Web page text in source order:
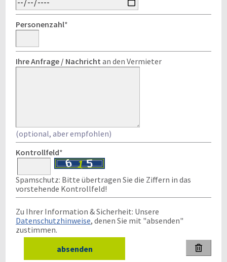
Personenzahl*
Ihre Anfrage / Nachricht an den Vermieter
(optional, aber empfohlen)
Kontrollfeld*
Spamschutz: Bitte übertragen Sie die Ziffern in das
vorstehende Kontrollfeld!
Zu Ihrer Information & Sicherheit: Unsere
Datenschutzhinweise, denen Sie mit "absenden"
zustimmen.
